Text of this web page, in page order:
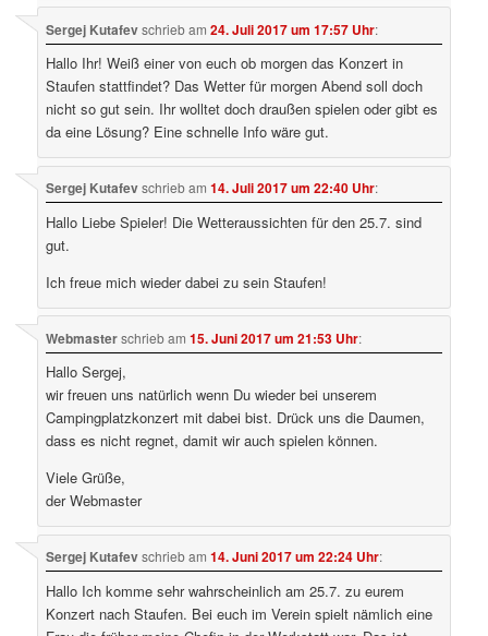
Sergej Kutafev schriebam 24. Juli 2017 um 17:57 Uhr:
Hallo Ihr! Weiß einer von euch ob morgen das Konzert in
Staufen stattfindet? Das Wetter für morgen Abend soll doch
nicht so gut sein. Ihr wolltet doch draußen spielen oder gibt es
da eine Lösung? Eine schnelle Info wäre gut.
Sergej Kutafev schriebam 14. Juli 2017 um 22:40 Uhr:
Hallo Liebe Spieler! Die Wetteraussichten für den 25.7. sind
gut.
Ich freue mich wieder dabei zu sein Staufen!
Webmaster schriebam 15. Juni 2017 um 21:53 Uhr:
Hallo Sergej,
wir freuen uns natürlich wenn Du wieder bei unserem
Campingplatzkonzert mit dabei bist. Drück uns die Daumen,
dass es nicht regnet, damit wir auch spielen können.
Viele Grüße,
der Webmaster
Sergej Kutafev schriebam 14. Juni 2017 um 22:24 Uhr:
Hallo Ich komme sehr wahrscheinlich am 25.7. zu eurem
Konzert nach Staufen. Bei euch im Verein spielt nämlich eine